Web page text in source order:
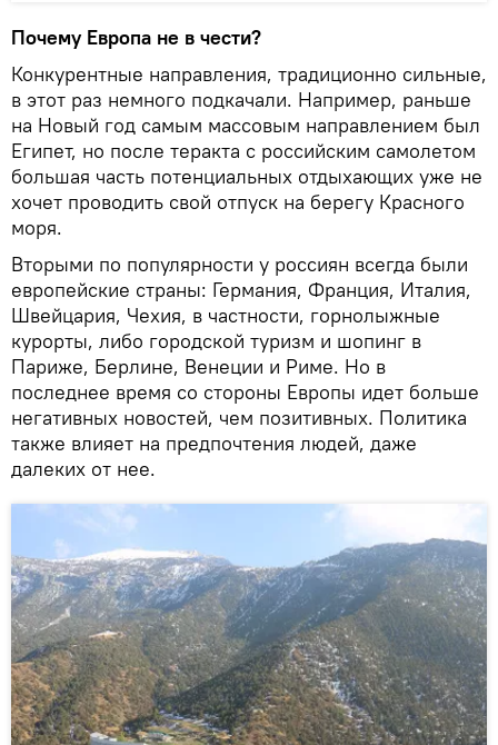
Почему Европа не в чести?
Конкурентные направления, традиционно сильные,
в этот раз немного подкачали. Например, раньше
на Новый год самым массовым направлением был
Египет, но после теракта с российским самолетом
большая часть потенциальных отдыхающих уже не
хочет проводить свой отпуск на берегу Красного
моря.
Вторыми по популярности у россиян всегда были
европейские страны: Германия, Франция, Италия,
Швейцария, Чехия, в частности, горнолыжные
курорты, либо городской туризм и шопинг в
Париже, Берлине, Венеции и Риме. Но в
последнее время со стороны Европы идет больше
негативных новостей, чем позитивных. Политика
также влияет на предпочтения людей, даже
далеких от нее.